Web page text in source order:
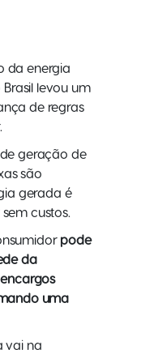
da energia
levou um
de regras
geração de
são
gerada é
custos.
pode
da
uma
vai na